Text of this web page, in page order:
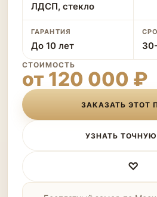
ЛДСП, стекло
ГАРАНТИЯ
До 10 лет
СТОИМОСТЬ
от 120 000 ₽
ЗАКАЗАТЬ ЭТОТ
УЗНАТЬ
♡